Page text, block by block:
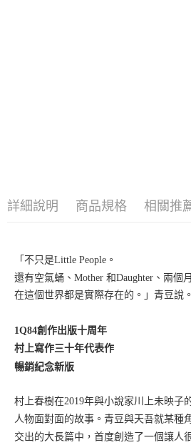
詳細說明 商品規格 相關推
「不只是Little People。
還有空氣蛹、Mother 和Daughter、兩個
在這個世界都是實際存在的。」青豆說。
1Q84創作出版十周年
村上寫作三十年代表作
暢銷紀念新版
村上春樹在2019年與小說家川上未映子
人物面對面的故事。青豆與天吾就某種
交出的大長篇中，首度創造了一個讓人